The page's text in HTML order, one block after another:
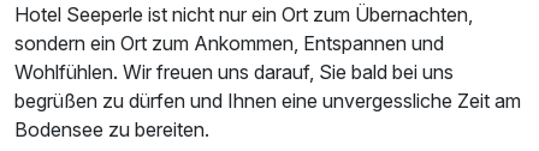
Hotel Seeperle ist nicht nur ein Ort zum Übernachten,
sondern ein Ort zum Ankommen, Entspannen und
Wohlfühlen. Wir freuen uns darauf, Sie bald bei uns
begrüßen zu dürfen und Ihnen eine unvergessliche Zeit am
Bodensee zu bereiten.